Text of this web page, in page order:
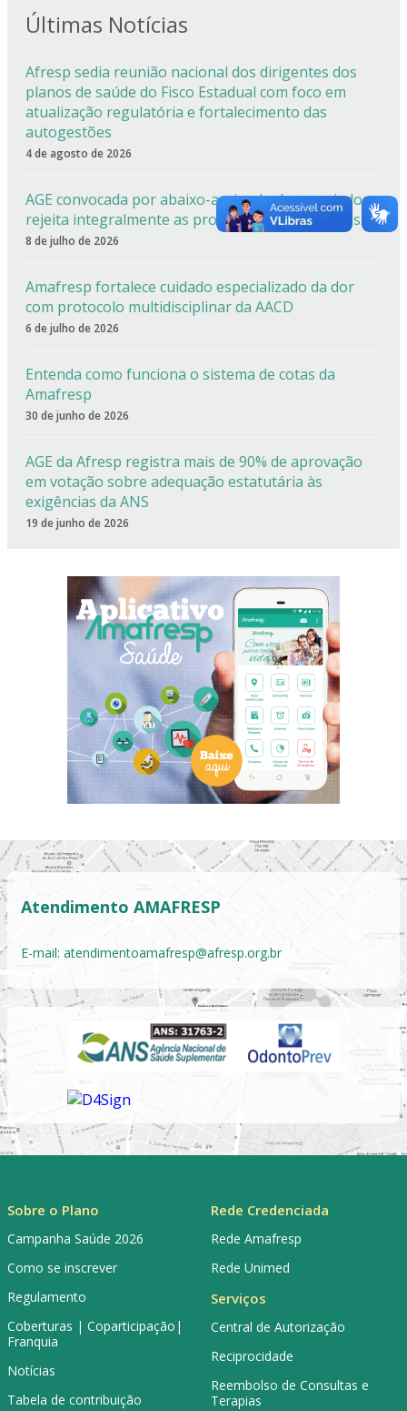
Últimas Notícias
Afresp sedia reunião nacional dos dirigentes dos
planos de saúde do Fisco Estadual com foco em
atualização regulatória e fortalecimento das
autogestões
4 de agosto de 2026
AGE convocada por abaixo-assinado de associados
rejeita integralmente as propostas apresentadas
8 de julho de 2026
Amafresp fortalece cuidado especializado da dor
com protocolo multidisciplinar da AACD
6 de julho de 2026
Entenda como funciona o sistema de cotas da
Amafresp
30 de junho de 2026
AGE da Afresp registra mais de 90% de aprovação
em votação sobre adequação estatutária às
exigências da ANS
19 de junho de 2026
Atendimento AMAFRESP
E-mail: atendimentoamafresp@afresp.org.br
Sobre o Plano
Campanha Saúde 2026
Como se inscrever
Regulamento
Coberturas | Coparticipação|
Franquia
Notícias
Tabela de contribuição
Rede Credenciada
Rede Amafresp
Rede Unimed
Serviços
Central de Autorização
Reciprocidade
Reembolso de Consultas e
Terapias